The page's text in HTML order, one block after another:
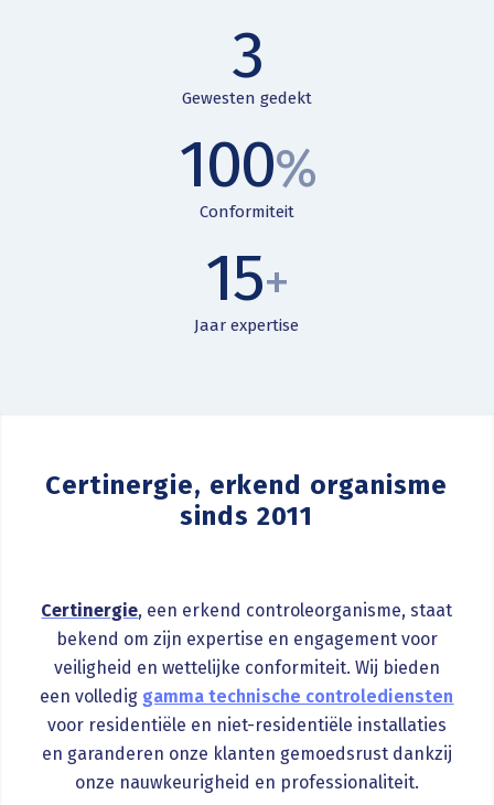
3
Gewesten gedekt
100%
Conformiteit
15+
Jaar expertise
Certinergie, erkend organisme
sinds 2011
Certinergie, een erkend controleorganisme, staat
bekend om zijn expertise en engagement voor
veiligheid en wettelijke conformiteit. Wij bieden
een volledig gamma technische controlediensten
voor residentiële en niet-residentiële installaties
en garanderen onze klanten gemoedsrust dankzij
onze nauwkeurigheid en professionaliteit.